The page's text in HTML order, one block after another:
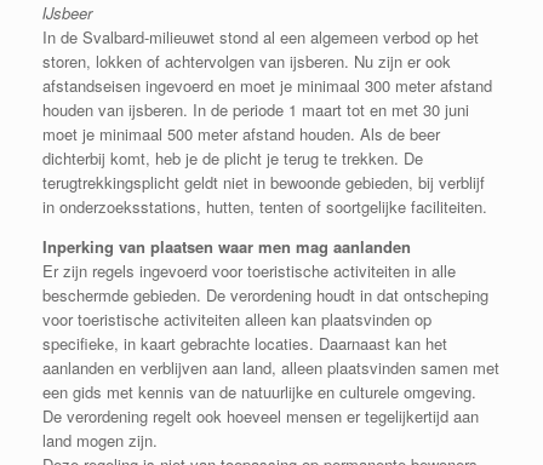
IJsbeer
In de Svalbard-milieuwet stond al een algemeen verbod op het
storen, lokken of achtervolgen van ijsberen. Nu zijn er ook
afstandseisen ingevoerd en moet je minimaal 300 meter afstand
houden van ijsberen. In de periode 1 maart tot en met 30 juni
moet je minimaal 500 meter afstand houden. Als de beer
dichterbij komt, heb je de plicht je terug te trekken. De
terugtrekkingsplicht geldt niet in bewoonde gebieden, bij verblijf
in onderzoeksstations, hutten, tenten of soortgelijke faciliteiten.
Inperking van plaatsen waar men mag aanlanden
Er zijn regels ingevoerd voor toeristische activiteiten in alle
beschermde gebieden. De verordening houdt in dat ontscheping
voor toeristische activiteiten alleen kan plaatsvinden op
specifieke, in kaart gebrachte locaties. Daarnaast kan het
aanlanden en verblijven aan land, alleen plaatsvinden samen met
een gids met kennis van de natuurlijke en culturele omgeving.
De verordening regelt ook hoeveel mensen er tegelijkertijd aan
land mogen zijn.